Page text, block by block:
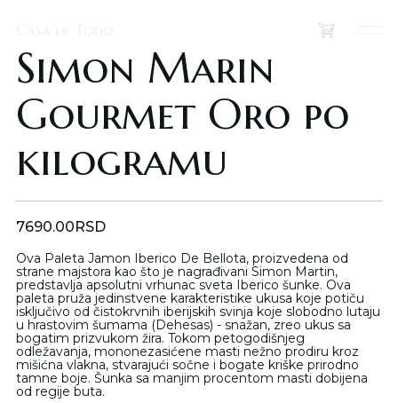
Simon Marin
Gourmet Oro po
kilogramu
7690.00RSD
Ova Paleta Jamon Iberico De Bellota, proizvedena od
strane majstora kao što je nagrađivani Simon Martin,
predstavlja apsolutni vrhunac sveta Iberico šunke. Ova
paleta pruža jedinstvene karakteristike ukusa koje potiču
isključivo od čistokrvnih iberijskih svinja koje slobodno lutaju
u hrastovim šumama (Dehesas) - snažan, zreo ukus sa
bogatim prizvukom žira. Tokom petogodišnjeg
odležavanja, mononezasićene masti nežno prodiru kroz
mišićna vlakna, stvarajući sočne i bogate kriške prirodno
tamne boje. Šunka sa manjim procentom masti dobijena
od regije buta.